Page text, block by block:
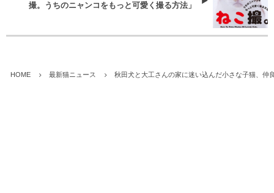
撮。うちのニャンコをもっと可愛く撮る方法」
HOME 最新猫ニュース 秋田犬と大工さんの家に迷い込んだ小さな子猫、仲